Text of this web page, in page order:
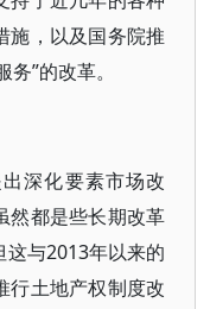
施，以及国务院推
”的改革。
深化要素市场改
然都是些长期改革
与2013年以来的
行土地产权制度改